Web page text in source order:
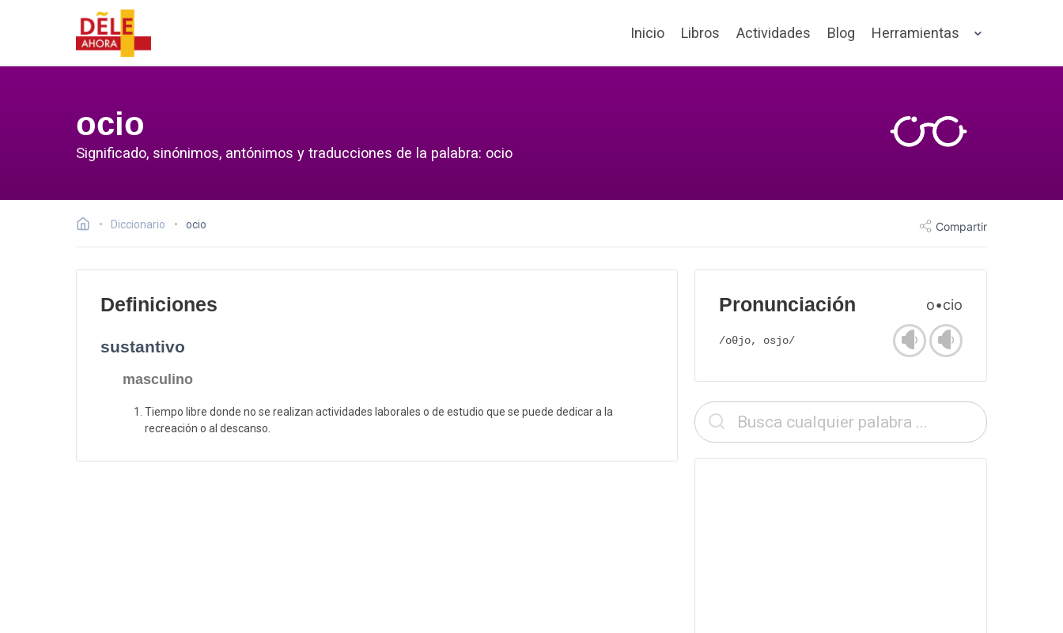
Inicio Libros Actividades Blog Herramientas
ocio
Significado, sinónimos, antónimos y traducciones de la palabra: ocio
Diccionario ocio Compartir
Definiciones
sustantivo
masculino
Tiempo libre donde no se realizan actividades laborales o de estudio que se puede dedicar a la
recreación o al descanso.
Pronunciación o•cio
/oθjo, osjo/